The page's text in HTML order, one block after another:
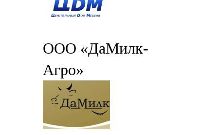
ООО «ДаМилк-
Агро»